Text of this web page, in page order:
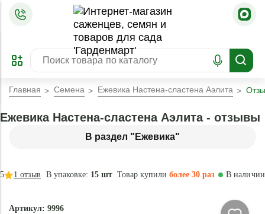
ПРЕДЗАКАЗ
ЗАБРОНИРОВАТЬ
ЛУЧШЕЕ
Главная Семена Ежевика Настена-сластена Аэлита
В раздел "Ежевика"
Ежевика Настена-сластена Аэлита - отзывы
В упаковке: 15 шт Товар купилиболее 30 раз
5 1 отзыв В наличии
Артикул: 9996